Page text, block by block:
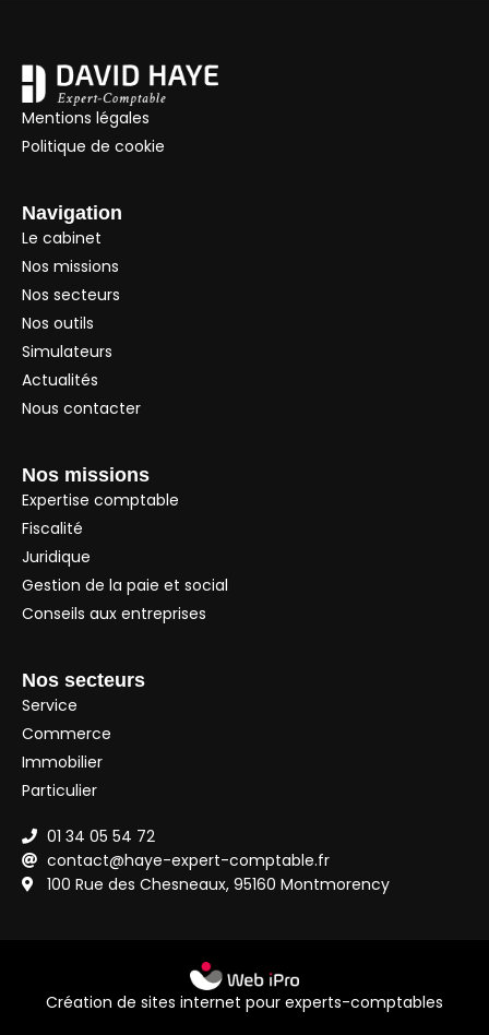
Mentions légales
Politique de cookie
Navigation
Le cabinet
Nos missions
Nos secteurs
Nos outils
Simulateurs
Actualités
Nous contacter
Nos missions
Expertise comptable
Fiscalité
Juridique
Gestion de la paie et social
Conseils aux entreprises
Nos secteurs
Service
Commerce
Immobilier
Particulier
01 34 05 54 72
contact@haye-expert-comptable.fr
100 Rue des Chesneaux, 95160 Montmorency
Création de sites internet pour experts-comptables